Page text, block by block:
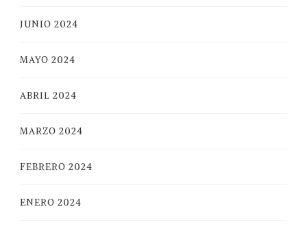
JUNIO 2024
MAYO 2024
ABRIL 2024
MARZO 2024
FEBRERO 2024
ENERO 2024